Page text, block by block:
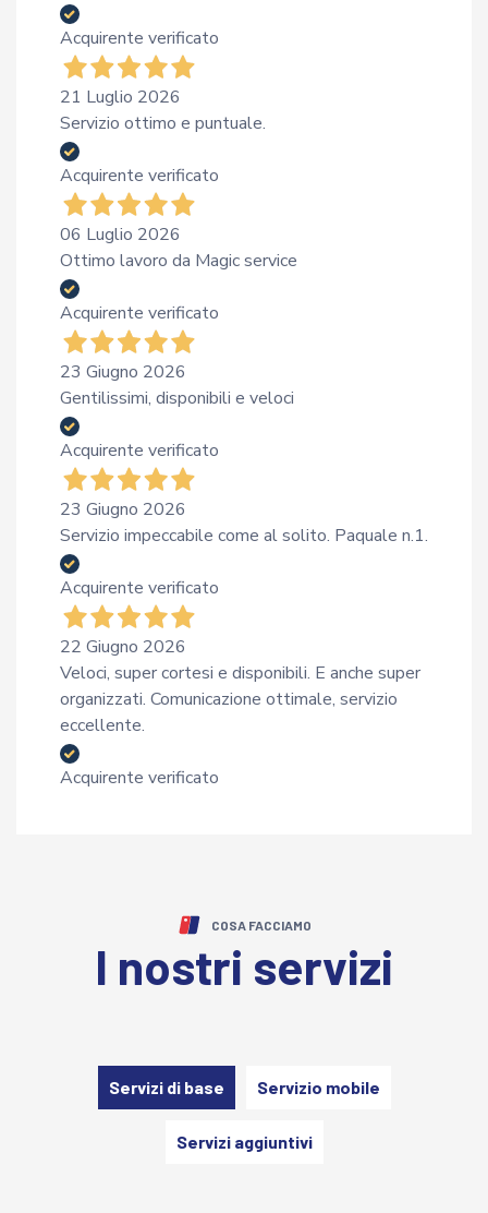
Acquirente verificato
21 Luglio 2026
Servizio ottimo e puntuale.
Acquirente verificato
06 Luglio 2026
Ottimo lavoro da Magic service
Acquirente verificato
23 Giugno 2026
Gentilissimi, disponibili e veloci
Acquirente verificato
23 Giugno 2026
Servizio impeccabile come al solito. Paquale n.1.
Acquirente verificato
22 Giugno 2026
Veloci, super cortesi e disponibili. E anche super
organizzati. Comunicazione ottimale, servizio
eccellente.
Acquirente verificato
COSA FACCIAMO
I nostri servizi
Servizi di base Servizio mobile
Servizi aggiuntivi